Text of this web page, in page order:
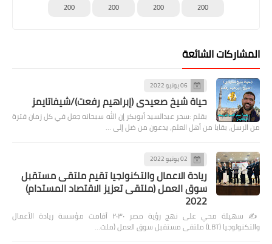
200
200
200
200
المشاركات الشائعة
06 يونيو 2022
حياة شيخ صعيدى (إبراهيم رفعت)/شيفاتايمز
بقلم :سحر عبدالسيد أبوبكر إن الله سبحانه جعل في كل زمان فترة
من الرسل، بقايا من أهل العلم، يدعون من ضل إلى …
02 يونيو 2022
ريادة الاعمال والتكنولجيا تقيم ملتقى مستقبل
سوق العمل (ملتقى تعزيز الاقتصاد المستدام)
2022
✍️ سهيلة محي على نهج رؤية مصر ٢٠٣٠ أقامت مؤسسة ريادة الأعمال
والتكنولوجيا (LBT) ملتقى مستقبل سوق العمل (ملت…